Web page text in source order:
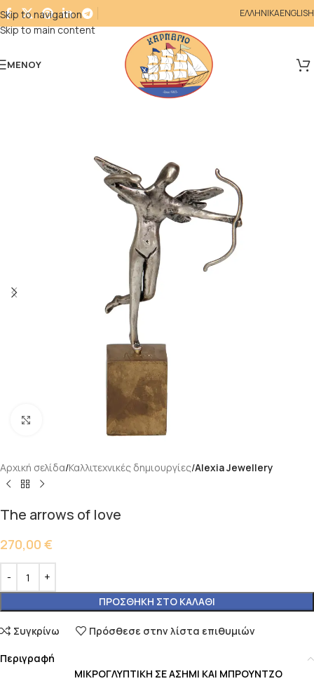
Skip to navigation
Skip to main content
ΕΛΛΗΝΙΚΑENGLISH
ΜΕΝΟΎ
Κάντε κλικ για μεγέθυνση
Αρχική σελίδα Καλλιτεχνικές δημιουργίες Alexia Jewellery
The arrows of love
270,00 €
ΠΡΟΣΘΉΚΗ ΣΤΟ ΚΑΛΆΘΙ
Συγκρίνω Πρόσθεσε στην λίστα επιθυμιών
Περιγραφή
ΜΙΚΡΟΓΛΥΠΤΙΚΗ ΣΕ ΑΣΗΜΙ ΚΑΙ ΜΠΡΟΥΝΤΖΟ